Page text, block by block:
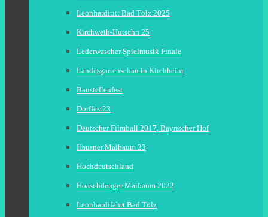
Leonhardiritt Bad Tölz 2025
Kirchweih-Hutschn 25
Lederwascher Spielmusik Finale
Landesgartenschau in Kirchheim
Baustellenfest
Dorffest23
Deutscher Filmball 2017, Bayrischer Hof
Hausner Maibaum 23
Hochdeutschland
Hoaschdenger Maibaum 2022
Leonhardifahrt Bad Tölz